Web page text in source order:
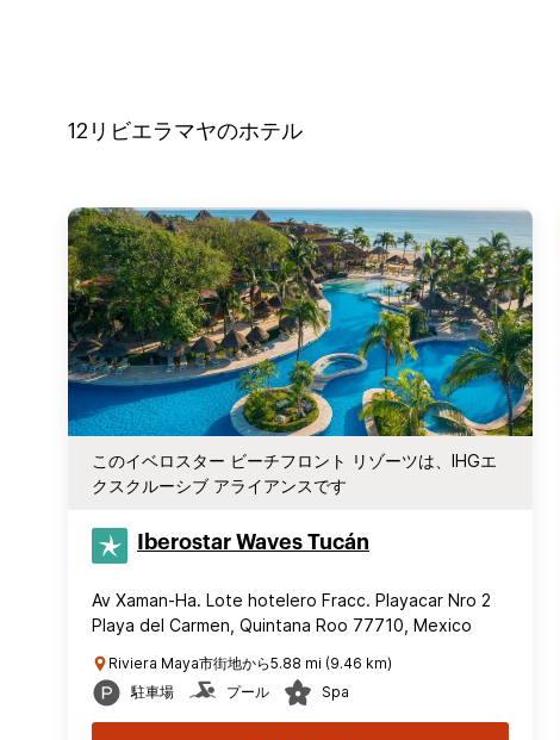
12 リビエラマヤのホテル
このイベロスター ビーチフロント リゾーツは、IHGエ
クスクルーシブ アライアンスです
Iberostar Waves Tucán
Av Xaman-Ha. Lote hotelero Fracc. Playacar Nro 2
Playa del Carmen, Quintana Roo 77710, Mexico
Riviera Maya市街地から5.88 mi (9.46 km)
駐車場
プール Spa